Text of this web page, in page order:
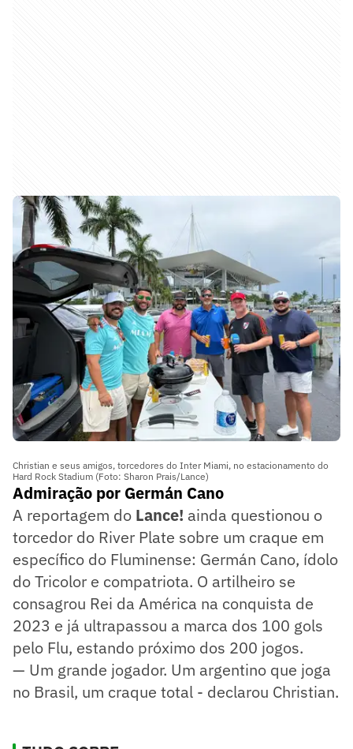
Christian e seus amigos, torcedores do Inter Miami, no estacionamento do
Hard Rock Stadium (Foto: Sharon Prais/Lance)
Admiração por Germán Cano
A reportagem do Lance! ainda questionou o
torcedor do River Plate sobre um craque em
específico do Fluminense: Germán Cano, ídolo
do Tricolor e compatriota. O artilheiro se
consagrou Rei da América na conquista de
2023 e já ultrapassou a marca dos 100 gols
pelo Flu, estando próximo dos 200 jogos.
— Um grande jogador. Um argentino que joga
no Brasil, um craque total - declarou Christian.